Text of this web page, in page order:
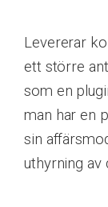
Levererar
ett större
som en
man har en
sin
uthyrning av